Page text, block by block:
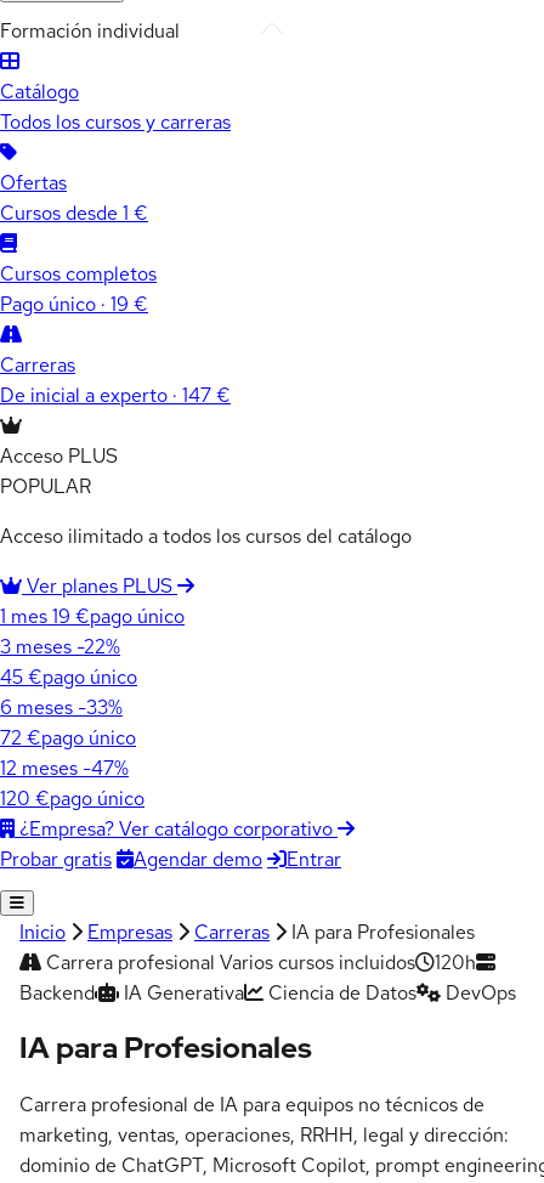
Formación individual
Catálogo
Todos los cursos y carreras
Ofertas
Cursos desde 1 €
Cursos completos
Pago único · 19 €
Carreras
De inicial a experto · 147 €
Acceso PLUS
POPULAR
Acceso ilimitado a todos los cursos del catálogo
Ver planes PLUS
1 mes19 €pago único
3 meses -22%
45 €pago único
6 meses -33%
72 €pago único
12 meses -47%
120 €pago único
¿Empresa? Ver catálogo corporativo
Probar gratis
Agendar demo Entrar
Inicio Empresas Carreras
IA para Profesionales
Carrera profesional Varios cursos incluidos
120h
Backend
IA Generativa Ciencia de Datos DevOps
IA para Profesionales
Carrera profesional de IA para equipos no técnicos de
marketing, ventas, operaciones, RRHH, legal y dirección:
dominio de ChatGPT, Microsoft Copilot, prompt